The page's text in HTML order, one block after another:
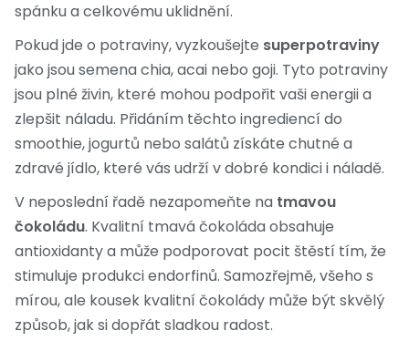
spánku a celkovému uklidnění.
Pokud jde o potraviny, vyzkoušejte superpotraviny
jako jsou semena chia, acai nebo goji. Tyto potraviny
jsou plné živin, které mohou podpořit vaši energii a
zlepšit náladu. Přidáním těchto ingrediencí do
smoothie, jogurtů nebo salátů získáte chutné a
zdravé jídlo, které vás udrží v dobré kondici i náladě.
V neposlední řadě nezapomeňte na tmavou
čokoládu. Kvalitní tmavá čokoláda obsahuje
antioxidanty a může podporovat pocit štěstí tím, že
stimuluje produkci endorfinů. Samozřejmě, všeho s
mírou, ale kousek kvalitní čokolády může být skvělý
způsob, jak si dopřát sladkou radost.